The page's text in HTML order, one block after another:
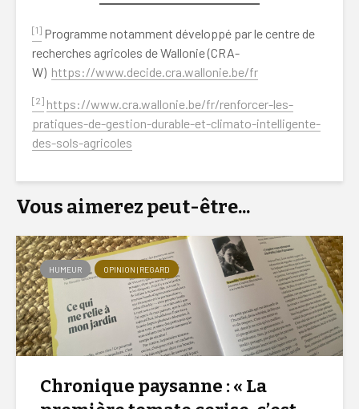
[1] Programme notamment développé par le centre de
recherches agricoles de Wallonie (CRA-
W) https://www.decide.cra.wallonie.be/fr
[2] https://www.cra.wallonie.be/fr/renforcer-les-
pratiques-de-gestion-durable-et-climato-intelligente-
des-sols-agricoles
Vous aimerez peut-être...
HUMEUR OPINION | REGARD
Chronique paysanne : « La